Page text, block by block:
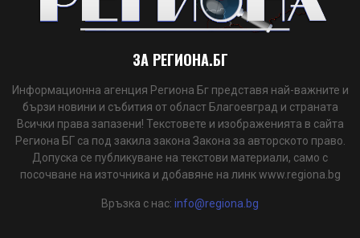
ЗА РЕГИОНА.БГ
Информационна агенция Региона Бг представя най-важните и
бързи новини и събития от област Благоевград и страната
Всички права запазени! Текстовете и изображенията в сайта
Региона БГ са под закила закона Закона за авторското право.
Допуска се публикуване на текстови материали, само с
посочване на източника и добавяне на линк www.regiona.bg
Връзка с нас: info@regiona.bg